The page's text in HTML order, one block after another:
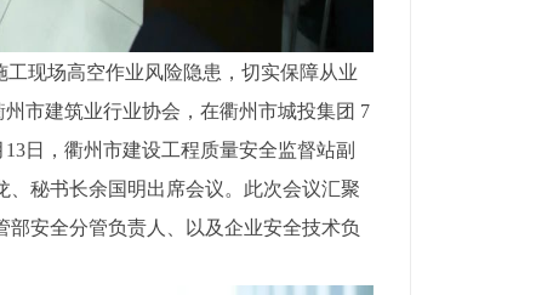
现场高空作业风险隐患，切实保障从业
市建筑业行业协会，在衢州市城投集团 7
日，衢州市建设工程质量安全监督站副
、秘书长余国明出席会议。 此次会议汇聚
安全分管负责人、以及企业安全技术负